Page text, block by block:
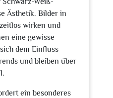
Ästhetik. Bilder in
wirken und
eine gewisse
dem Einfluss
und bleiben über
ein besonderes